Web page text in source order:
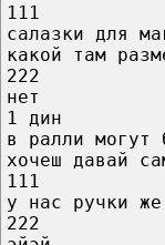
111
салазки для
какой там
222
нет
1 дин
в ралли могут
хочеш давай
111
у нас ручки
222